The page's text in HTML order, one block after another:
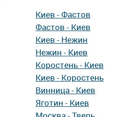
Киев - Фастов
Фастов - Киев
Киев - Нежин
Нежин - Киев
Коростень - Киев
Киев - Коростень
Винница - Киев
Яготин - Киев